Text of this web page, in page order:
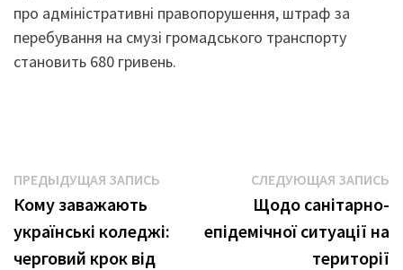
про адміністративні правопорушення, штраф за
перебування на смузі громадського транспорту
становить 680 гривень.
Навигация
по
записям
ПРЕДЫДУЩАЯ ЗАПИСЬ
Кому заважають
українські коледжі:
черговий крок від
СЛЕДУЮЩАЯ ЗАПИСЬ
Щодо санітарно-
епідемічної ситуації на
території